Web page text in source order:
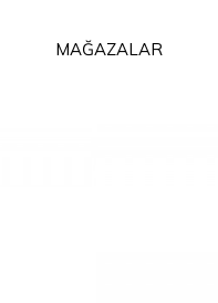
MAĞAZALAR